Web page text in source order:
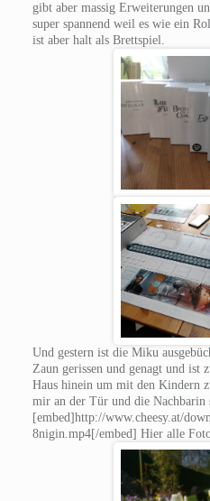
gibt aber massig Erweiterungen
super spannend weil es wie ein
ist aber halt als Brettspiel.
Und gestern ist die Miku
Zaun gerissen und genagt und ist
Haus hinein um mit den Kindern
mir an der Tür und die Nachbarin
[embed]http://www.cheesy.at/
8nigin.mp4[/embed] Hier alle